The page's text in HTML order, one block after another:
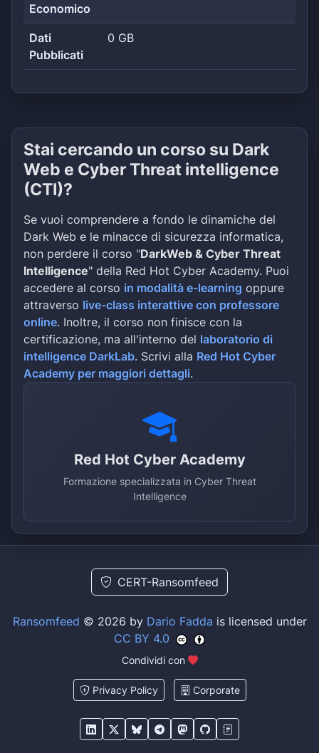
Economico
Dati
Pubblicati
0 GB
Stai cercando un corso su Dark
Web e Cyber Threat intelligence
(CTI)?
Se vuoi comprendere a fondo le dinamiche del
Dark Web e le minacce di sicurezza informatica,
non perdere il corso "DarkWeb & Cyber Threat
Intelligence" della Red Hot Cyber Academy. Puoi
accedere al corso in modalità e-learning oppure
attraverso live-class interattive con professore
online. Inoltre, il corso non finisce con la
certificazione, ma all'interno del laboratorio di
intelligence DarkLab. Scrivi alla Red Hot Cyber
Academy per maggiori dettagli.
Red Hot Cyber Academy
Formazione specializzata in Cyber Threat
Intelligence
CERT-Ransomfeed
Ransomfeed © 2026 by Dario Fadda is licensed under
CC BY 4.0
Condividi con
Privacy Policy Corporate